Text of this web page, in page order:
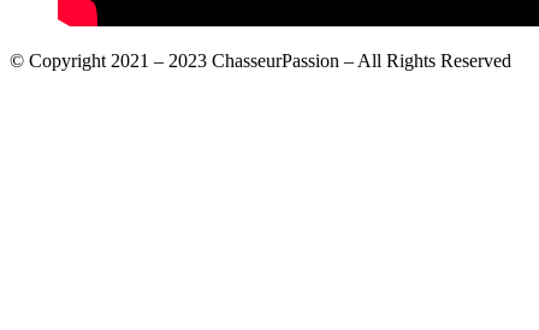
© Copyright 2021 – 2023 ChasseurPassion – All Rights Reserved